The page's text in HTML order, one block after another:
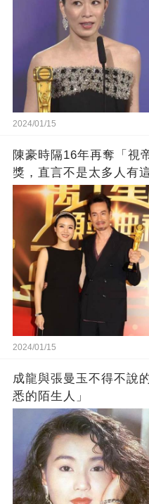
2024/01/15
陳豪時隔16年再奪「視
獎，直言不是太多人有
2024/01/15
成龍與張曼玉不得不說
悉的陌生人」